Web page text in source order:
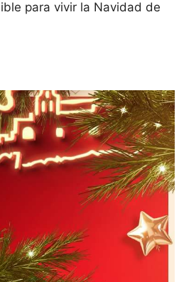
para vivir la Navidad de